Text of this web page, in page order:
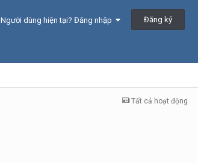
Người dùng hiện tại? Đăng nhập Đăng ký
Tất cả hoạt động